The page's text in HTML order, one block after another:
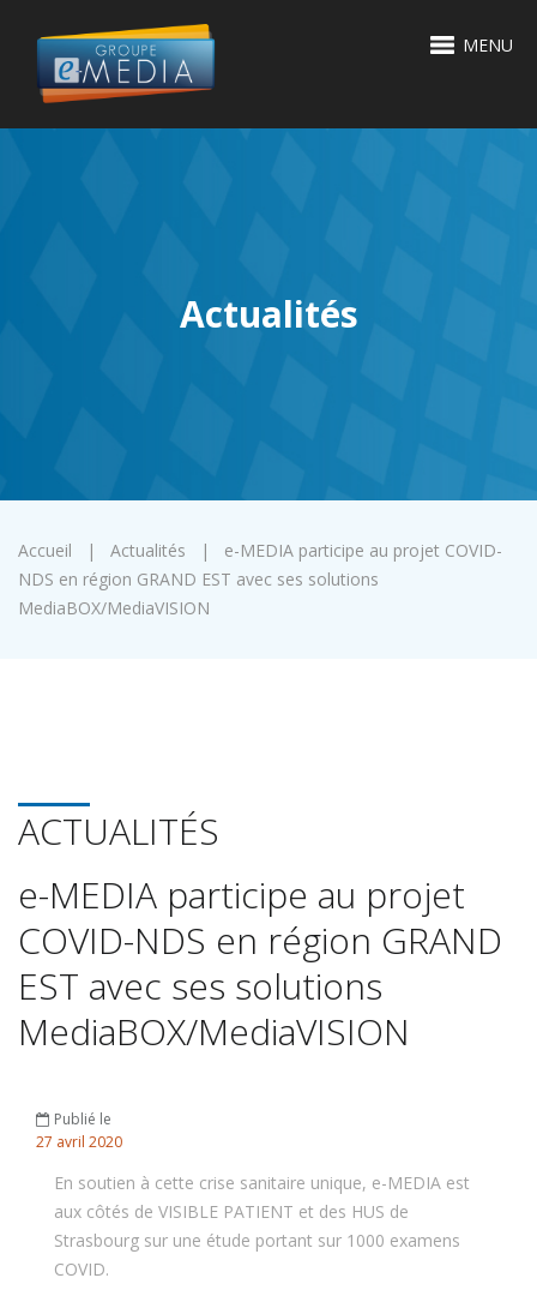
MENU
Actualités
Accueil | Actualités |
e-MEDIA participe au projet COVID-
NDS en région GRAND EST avec ses solutions
MediaBOX/MediaVISION
ACTUALITÉS
e-MEDIA participe au projet
COVID-NDS en région GRAND
EST avec ses solutions
MediaBOX/MediaVISION
Publié le
27 avril 2020
En soutien à cette crise sanitaire unique, e-MEDIA est
aux côtés de VISIBLE PATIENT et des HUS de
Strasbourg sur une étude portant sur 1000 examens
COVID.